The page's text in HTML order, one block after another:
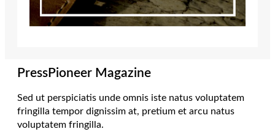
PressPioneer Magazine
Sed ut perspiciatis unde omnis iste natus voluptatem
fringilla tempor dignissim at, pretium et arcu natus
voluptatem fringilla.